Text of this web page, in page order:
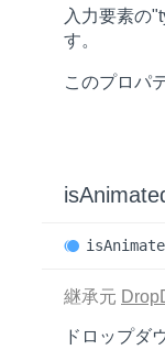
入力要素の
す。
このプロパ
is
is
継承元
ドロップダ